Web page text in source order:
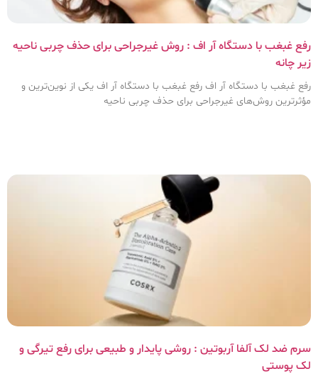
رفع غبغب با دستگاه آر اف : روش غیرجراحی برای حذف چربی ناحیه
زیر چانه
رفع غبغب با دستگاه آر اف رفع غبغب با دستگاه آر اف یکی از نوین‌ترین و
مؤثرترین روش‌های غیرجراحی برای حذف چربی ناحیه
سرم ضد لک آلفا آربوتین : روشی پایدار و طبیعی برای رفع تیرگی و
لک پوستی